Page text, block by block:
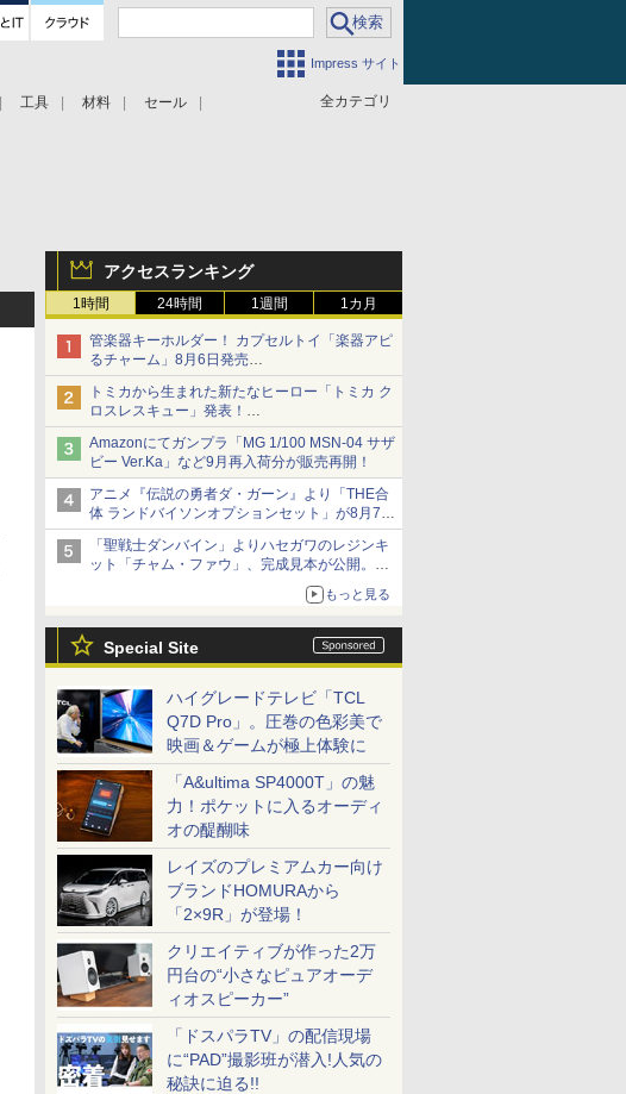
Impress サイト
全カテゴリ
工具 材料 セール
アクセスランキング
1時間 24時間 1週間 1カ月
管楽器キーホルダー！ カプセルトイ「楽器アピ
るチャーム」8月6日発売
チューバ、テナサクなど5種各3色
トミカから生まれた新たなヒーロー「トミカ ク
ロスレスキュー」発表！
詳細は後日公開予定
Amazonにてガンプラ「MG 1/100 MSN-04 サザ
ビー Ver.Ka」など9月再入荷分が販売再開！
アニメ『伝説の勇者ダ・ガーン』より「THE合
体 ランドバイソンオプションセット」が8月7日
から予約受付開始！
「聖戦士ダンバイン」よりハセガワのレジンキ
ット「チャム・ファウ」、完成見本が公開。9
もっと見る
Special Site
ハイグレードテレビ「TCL
Q7D Pro」。圧巻の色彩美で
映画＆ゲームが極上体験に
「A&ultima SP4000T」の魅
力！ポケットに入るオーディ
オの醍醐味
レイズのプレミアムカー向け
ブランドHOMURAから
「2×9R」が登場！
クリエイティブが作った2万
円台の“小さなピュアオーデ
ィオスピーカー”
「ドスパラTV」の配信現場
に“PAD”撮影班が潜入!人気の
秘訣に迫る!!